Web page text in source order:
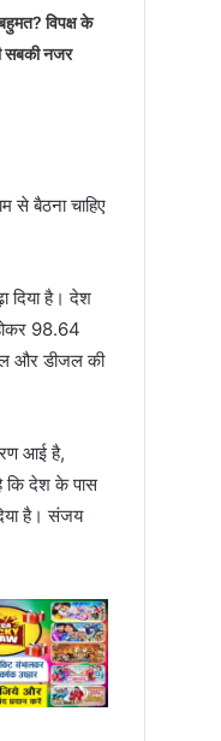
विपक्ष के
सबकी नजर
से बैठना चाहिए
दिया है। देश
98.64
और डीजल की
आई है,
कि देश के पास
है। संजय